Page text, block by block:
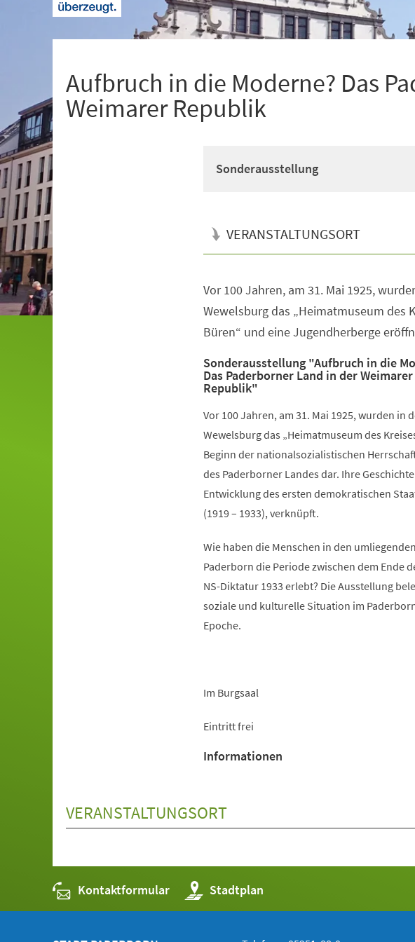
Aufbruch in die Moderne? Das
Weimarer Republik
Sonderausstellung
VERANSTALTUNGSORT
Vor 100 Jahren, am 31. Mai 1925,
Wewelsburg das „Heimatmuseum des
Büren“ und eine Jugendherberge
Sonderausstellung "Aufbruch in die
Das Paderborner Land in der Weimarer
Republik"
Vor 100 Jahren, am 31. Mai 1925, wurden in
Wewelsburg das „Heimatmuseum des
Beginn der nationalsozialistischen
des Paderborner Landes dar. Ihre
Entwicklung des ersten demokratischen
(1919 – 1933), verknüpft.
Wie haben die Menschen in den
Paderborn die Periode zwischen dem Ende
NS-Diktatur 1933 erlebt? Die Ausstellung
soziale und kulturelle Situation im
Epoche.
Im Burgsaal
Eintritt frei
Informationen
VERANSTALTUNGSORT
Kontaktformular Stadtplan
(Öffnet
in
einem